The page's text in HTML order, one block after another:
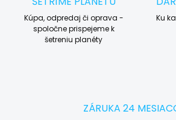
Kúpa, odpredaj či oprava -
spoločne prispejeme k
šetreniu planéty
Ku
ZÁRUKA 24